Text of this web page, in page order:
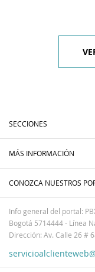
SECCIONES
MÁS INFORMACIÓN
CONOZCA NUESTROS
Info general del portal:
Bogotá 5714444 - Línea
Dirección: Av. Calle 26 #